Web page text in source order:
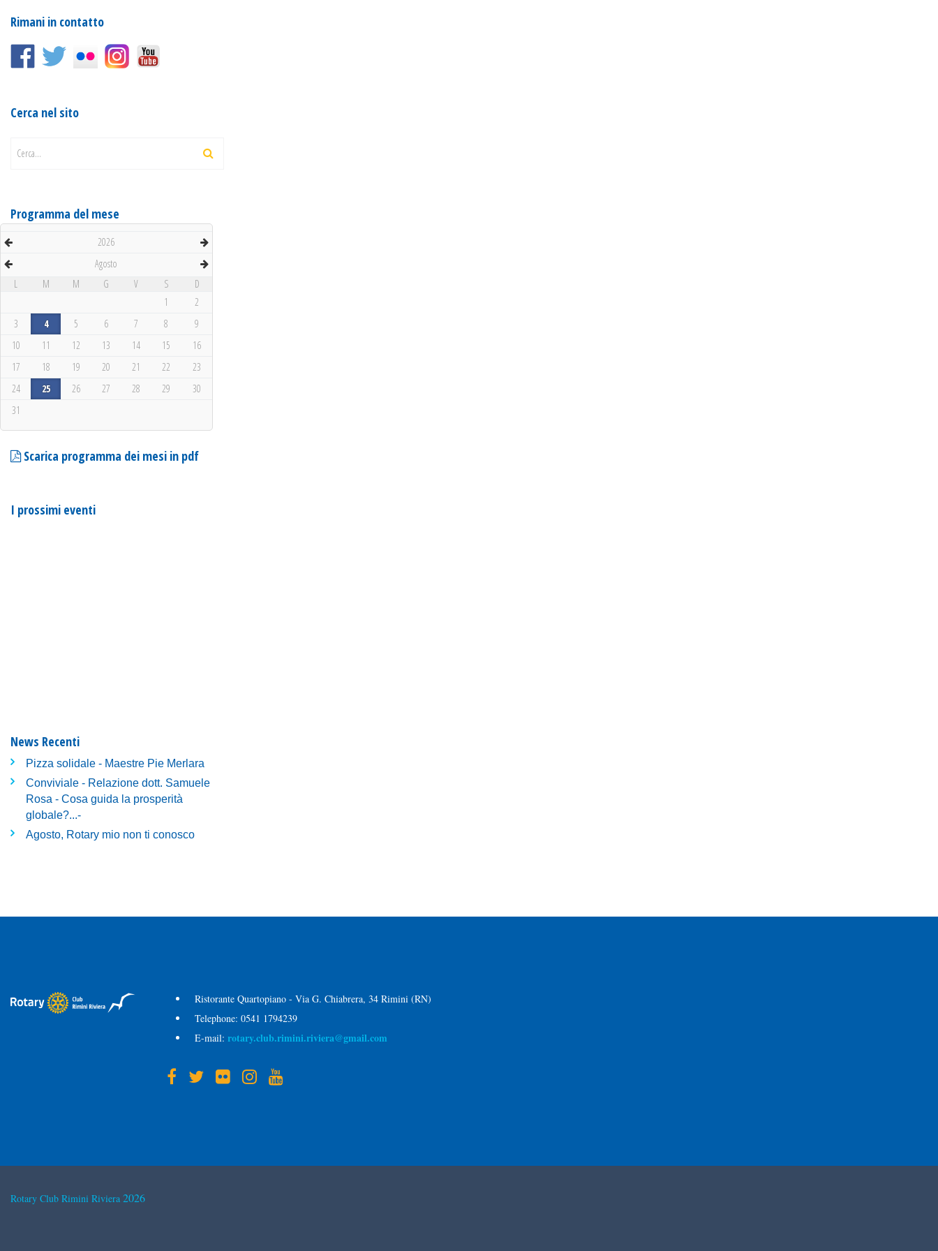
Rimani in contatto
Cerca nel sito
Cerca...
Programma del mese
2026
Agosto
L
M M G V S
D
1
2
3
4 5 6 7 8
9
10
11 12 13 14 15
16
17
18 19 20 21 22
23
24
25 26 27 28 29
30
31
Scarica programma dei mesi in pdf
I prossimi eventi
News Recenti
Pizza solidale - Maestre Pie Merlara
Conviviale - Relazione dott. Samuele
Rosa - Cosa guida la prosperità
globale?...-
Agosto, Rotary mio non ti conosco
Ristorante Quartopiano - Via G. Chiabrera, 34 Rimini (RN)
Telephone: 0541 1794239
E-mail: rotary.club.rimini.riviera@gmail.com
Rotary Club Rimini Riviera 2026